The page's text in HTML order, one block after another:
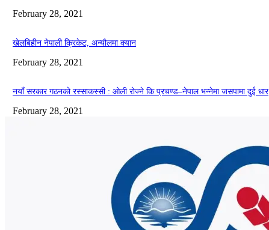
February 28, 2021
खेलबिहीन नेपाली क्रिकेट, अन्यौलमा क्यान
February 28, 2021
नयाँ सरकार गठनको रस्साकस्सी : ओली रोज्ने कि प्रचण्ड–नेपाल भन्नेमा जसपामा दुई धार
February 28, 2021